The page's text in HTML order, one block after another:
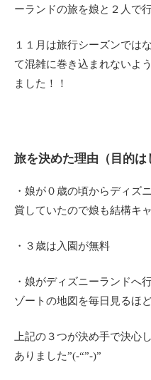
ーランドの旅を娘と２人で
１１月は旅行シーズンでは
て混雑に巻き込まれないよ
ました！！
旅を決めた理由（目的は
・娘が０歳の頃からディズ
賞していたので娘も結構キ
・３歳は入園が無料
・娘がディズニーランドへ
ゾートの地図を毎日見るほど
上記の３つが決め手で決心
ありました”(-“”-)”